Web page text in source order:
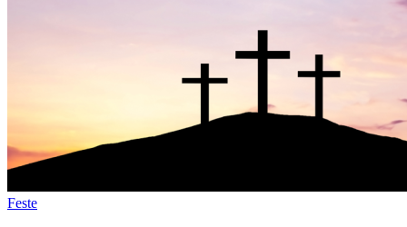
Feste